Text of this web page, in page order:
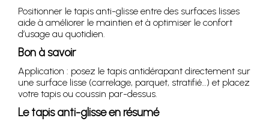
Positionner le tapis anti-glisse entre des surfaces lisses
aide à améliorer le maintien et à optimiser le confort
d’usage au quotidien.
Bon à savoir
Application : posez le tapis antidérapant directement sur
une surface lisse (carrelage, parquet, stratifié…) et placez
votre tapis ou coussin par-dessus.
Le tapis anti-glisse en résumé